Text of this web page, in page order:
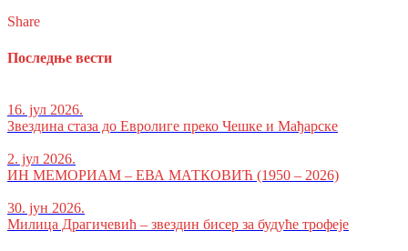
Share
Последње вести
16. јул 2026.
Звездина стаза до Евролиге преко Чешке и Мађарске
2. јул 2026.
ИН МЕМОРИАМ – ЕВА МАТКОВИЋ (1950 – 2026)
30. јун 2026.
Милица Драгичевић – звездин бисер за будуће трофеје